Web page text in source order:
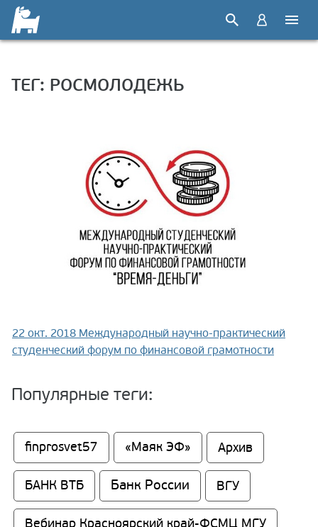
ТЕГ: РОСМОЛОДЕЖЬ
22 окт. 2018 Международный научно-практический
студенческий форум по финансовой грамотности
Популярные теги:
finprosvet57 «Маяк ЭФ» Архив
БАНК ВТБ Банк России ВГУ
Вебинар Красноярский край-ФСМЦ МГУ